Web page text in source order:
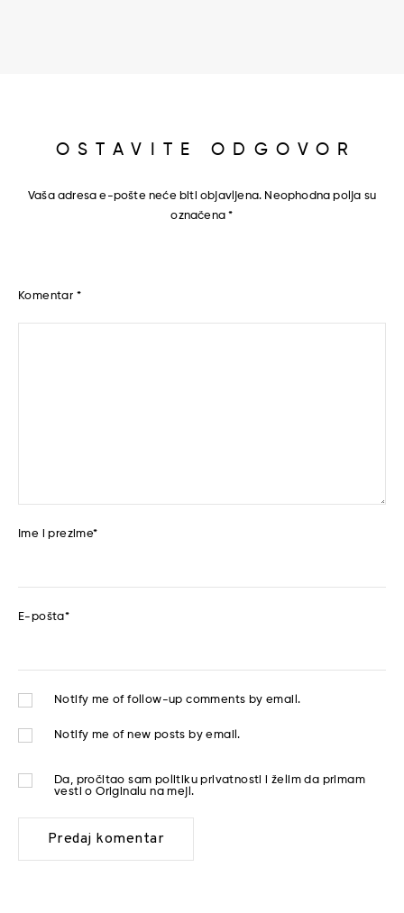
OSTAVITE ODGOVOR
Vaša adresa e-pošte neće biti objavljena. Neophodna polja su
označena*
Komentar *
Ime i prezime*
E-pošta*
Notify me of follow-up comments by email.
Notify me of new posts by email.
Da, pročitao sam politiku privatnosti
i želim da primam
vesti o Originalu na mejl.